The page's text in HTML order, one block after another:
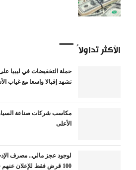
الأكثر تداولاً
حملة التخفيضات في ليبيا
تشهد إقبالا واسعا مع غياب
مكاسب شركات صناعة
الأعلى
لوجود عجز مالي.. مصرف
100 قرض فقط للإعلان عنهم قريبا